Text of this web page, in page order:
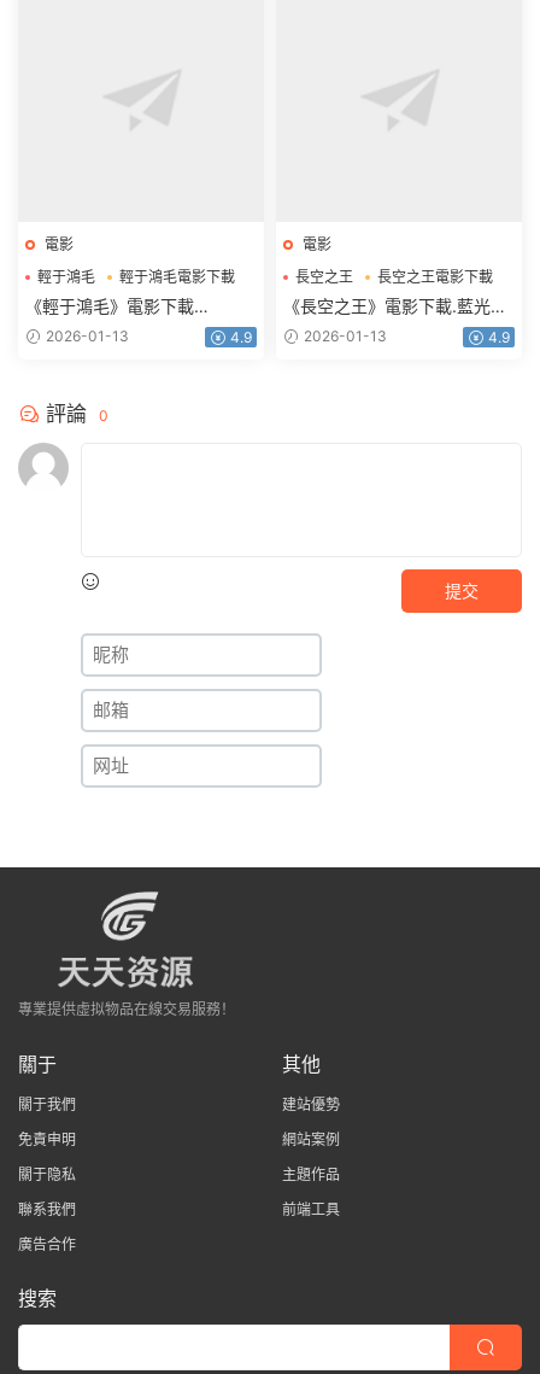
電影
輕于鴻毛
輕于鴻毛電影下載
《輕于鴻毛》電影下載
2160p.HD國語中字
2026-01-13 4.9
電影
長空之王
長空之王電影下載
《長空之王》電影下載.藍光版
1080p.BD國語中字
2026-01-13 4.9
評論 0
提交
專業提供虛拟物品在線交易服務！
關于
關于我們
免責申明
關于隐私
聯系我們
廣告合作
其他
建站優勢
網站案例
主題作品
前端工具
搜索